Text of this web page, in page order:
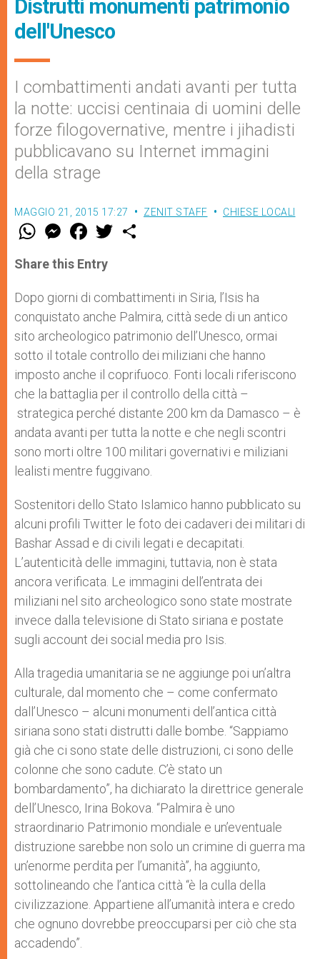
Distrutti monumenti patrimonio
dell'Unesco
I combattimenti andati avanti per tutta
la notte: uccisi centinaia di uomini delle
forze filogovernative, mentre i jihadisti
pubblicavano su Internet immagini
della strage
MAGGIO 21, 2015 17:27 ZENIT STAFF CHIESE LOCALI
W
t
s
p
p
M
e
s
e
g
e
r
F
a
e
b
o
k
w
r
Share this Entry
Dopo giorni di combattimenti in Siria, l’Isis ha
conquistato anche Palmira, città sede di un antico
sito archeologico patrimonio dell’Unesco, ormai
sotto il totale controllo dei miliziani che hanno
imposto anche il coprifuoco. Fonti locali riferiscono
che la battaglia per il controllo della città –
strategica perché distante 200 km da Damasco – è
andata avanti per tutta la notte e che negli scontri
sono morti oltre 100 militari governativi e miliziani
lealisti mentre fuggivano.
Sostenitori dello Stato Islamico hanno pubblicato su
alcuni profili Twitter le foto dei cadaveri dei militari di
Bashar Assad e di civili legati e decapitati.
L’autenticità delle immagini, tuttavia, non è stata
ancora verificata. Le immagini dell’entrata dei
miliziani nel sito archeologico sono state mostrate
invece dalla televisione di Stato siriana e postate
sugli account dei social media pro Isis.
Alla tragedia umanitaria se ne aggiunge poi un’altra
culturale, dal momento che – come confermato
dall’Unesco – alcuni monumenti dell’antica città
siriana sono stati distrutti dalle bombe. “Sappiamo
già che ci sono state delle distruzioni, ci sono delle
colonne che sono cadute. C’è stato un
bombardamento”, ha dichiarato la direttrice generale
dell’Unesco, Irina Bokova. “Palmira è uno
straordinario Patrimonio mondiale e un’eventuale
distruzione sarebbe non solo un crimine di guerra ma
un’enorme perdita per l’umanità”, ha aggiunto,
sottolineando che l’antica città “è la culla della
civilizzazione. Appartiene all’umanità intera e credo
che ognuno dovrebbe preoccuparsi per ciò che sta
accadendo”.